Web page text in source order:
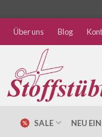
Über uns Blog
SALE NEU